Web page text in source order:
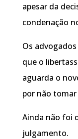
apesar da
condenação
Os
que o
aguarda o
por não
Ainda não foi
julgamento.